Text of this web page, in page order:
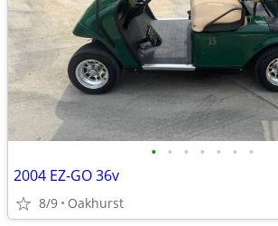
• • • • • • •
2004 EZ-GO 36v
8/9 Oakhurst